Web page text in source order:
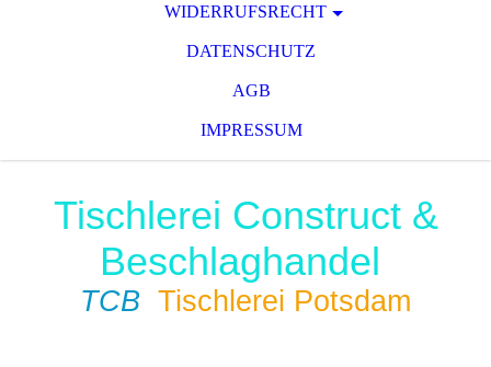
WIDERRUFSRECHT
DATENSCHUTZ
AGB
IMPRESSUM
Tischlerei Construct &
Beschlaghandel
TCB Tischlerei Potsdam